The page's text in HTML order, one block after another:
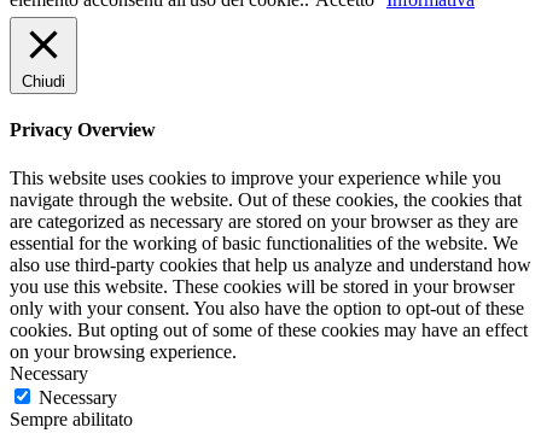
Chiudi
Privacy Overview
This website uses cookies to improve your experience while you
navigate through the website. Out of these cookies, the cookies that
are categorized as necessary are stored on your browser as they are
essential for the working of basic functionalities of the website. We
also use third-party cookies that help us analyze and understand how
you use this website. These cookies will be stored in your browser
only with your consent. You also have the option to opt-out of these
cookies. But opting out of some of these cookies may have an effect
on your browsing experience.
Necessary
Necessary
Sempre abilitato